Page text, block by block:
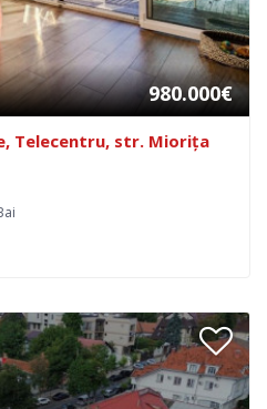
980.000€
Telecentru, str. Miorița